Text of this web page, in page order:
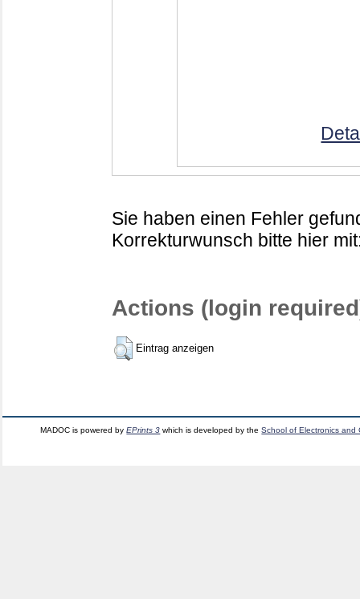
Sie haben einen Fehler
Korrekturwunsch bitte hier
Actions (login
Eintrag anzeigen
MADOC is powered byEPrints 3 which is developed by theSchool of Electronics and